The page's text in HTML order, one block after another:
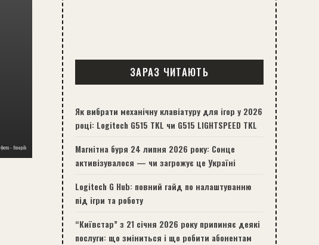
фото - freepik
ЗАРАЗ ЧИТАЮТЬ
Як вибрати механічну клавіатуру для ігор у 2026
році: Logitech G515 TKL чи G515 LIGHTSPEED TKL
Магнітна буря 24 липня 2026 року: Сонце
активізувалося — чи загрожує це Україні
Logitech G Hub: повний гайд по налаштуванню
під ігри та роботу
“Київстар” з 21 січня 2026 року припиняє деякі
послуги: що зміниться і що робити абонентам